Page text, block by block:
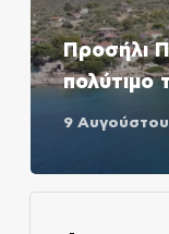
Προσήλι
πολύτιμο
9